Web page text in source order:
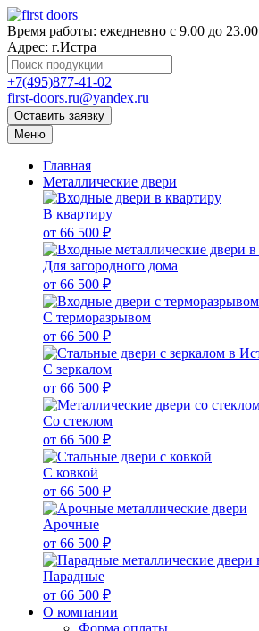
Время работы: ежедневно с 9.00 до 23.00
Адрес: г.Истра
+7(495)877-41-02
first-doors.ru@yandex.ru
Оставить заявку
Меню
Главная
Металлические двери
В квартиру
от 66 500 ₽
Для загородного дома
от 66 500 ₽
С терморазрывом
от 66 500 ₽
С зеркалом
от 66 500 ₽
Со стеклом
от 66 500 ₽
С ковкой
от 66 500 ₽
Арочные
от 66 500 ₽
Парадные
от 66 500 ₽
О компании
Форма оплаты